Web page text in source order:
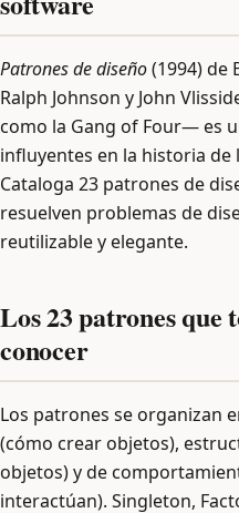
Patrones de diseño(1994) de
Ralph Johnson y John
como la Gang of Four— es
influyentes en la historia
Cataloga 23 patrones de
resuelven problemas de
reutilizable y elegante.
Los 23 patrones que
conocer
Los patrones se organizan
(cómo crear objetos),
objetos) y de
interactúan). Singleton,